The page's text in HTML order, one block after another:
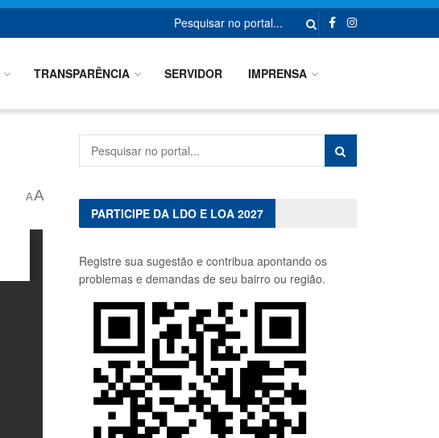
TRANSPARÊNCIA SERVIDOR IMPRENSA
AA
PARTICIPE DA LDO E LOA 2027
Registre sua sugestão e contribua apontando os
problemas e demandas de seu bairro ou região.